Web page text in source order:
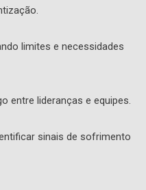
limites e necessidades
entre lideranças e equipes.
sinais de sofrimento